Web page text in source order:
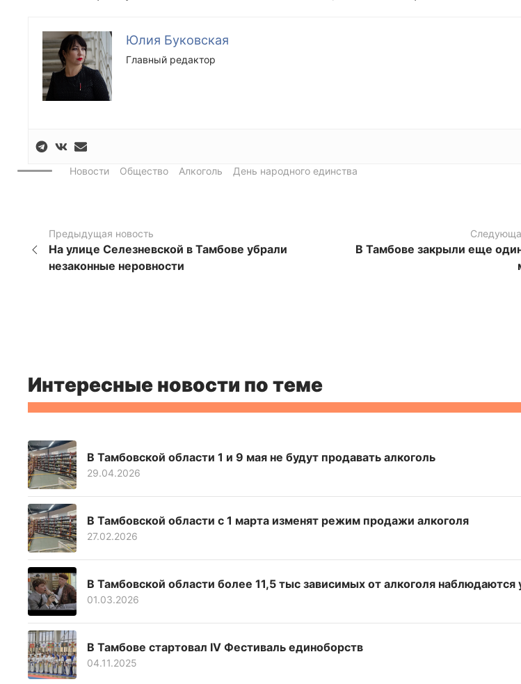
Юлия Буковская
Главный редактор
Новости Общество Алкоголь День народного единства
Предыдущая новость
На улице Селезневской в Тамбове убрали
незаконные неровности
В Тамбове закрыли еще
Интересные новости по теме
В Тамбовской области 1 и 9 мая не будут продавать алкоголь
29.04.2026
В Тамбовской области с 1 марта изменят режим продажи алкоголя
27.02.2026
В Тамбовской области более 11,5 тыс зависимых от алкоголя наблюдаются
01.03.2026
В Тамбове стартовал IV Фестиваль единоборств
04.11.2025